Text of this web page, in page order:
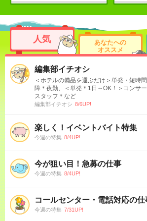
人気
あなたへの
オススメ
編集部イチオシ
＜ホテルの備品を運ぶだけ＞単発・短時
障＊夜勤、＜単発＊1日～OK！＞コンサ
スタッフ＊など
編集部イチオシ 8/6UP!
楽しく！イベントバイト特集
今週の特集 8/4UP!
今が狙い目！急募の仕事
今週の特集 8/4UP!
コールセンター・電話対応の仕
今週の特集 7/31UP!